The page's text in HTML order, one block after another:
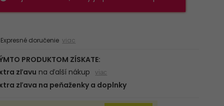
doručenie viac